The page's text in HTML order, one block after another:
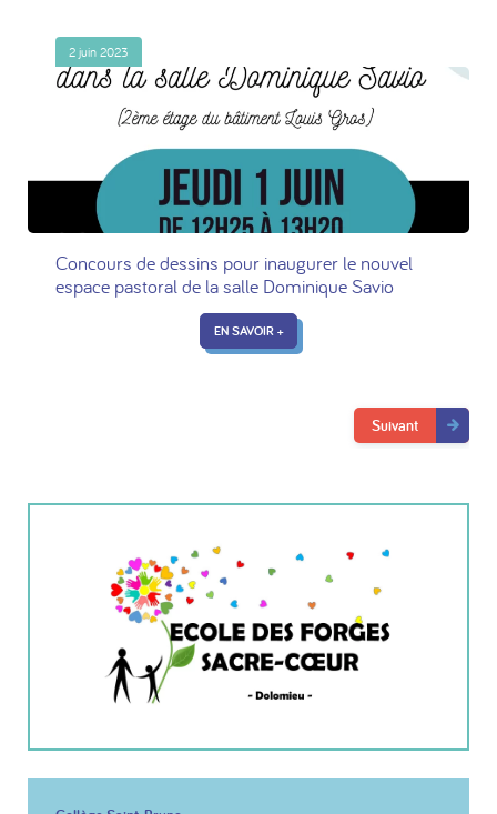
2 juin 2023
Concours de dessins pour inaugurer le nouvel
espace pastoral de la salle Dominique Savio
EN SAVOIR +
Suivant